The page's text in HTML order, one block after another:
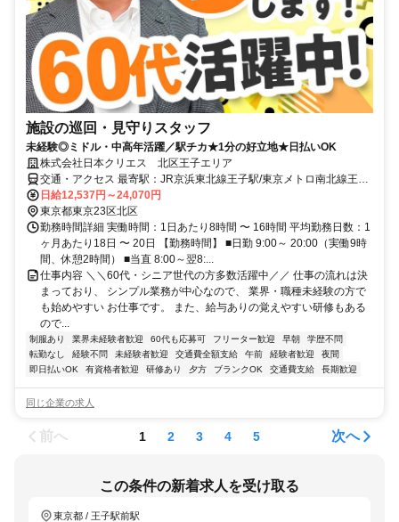
施設の巡回・見守りスタッフ
未経験◎ミドル・中高年活躍／駅チカ★1分の好立地★日払いOK
株式会社日本クリエス 北区王子エリア
交通・アクセス 最寄駅：JR京浜東北線王子駅/東京メトロ南北線王子
駅 徒歩３分
日給12,537円～24,070円
東京都東京23区北区
勤務時間詳細 実働時間：1日あたり8時間 〜 16時間 平均勤務日数：1
ヶ月あたり18日 〜 20日 【勤務時間】 ■日勤 9:00～ 20:00（実働9時
間、休憩2時間） ■当直 8:00～翌8:...
仕事内容 ＼＼60代・シニア世代の方多数活躍中／／ 仕事の流れは決
まっており、 シンプル業務が中心なので、 業界・職種未経験の方で
も始めやすい お仕事です。 また、給与ありの覚えやすい研修もある
ので...
制服あり 業界未経験者歓迎 60代も応募可 フリーター歓迎 早朝
学歴不問
転勤なし
経験不問 未経験者歓迎 交通費全額支給 午前 経験者歓迎
夜間
即日払いOK
有資格者歓迎 研修あり 夕方 ブランクOK 交通費支給 長期歓迎
同じ企業の求人
前へ 1 2 3 4 5 次へ
この条件の新着求人を受け取る
東京都 / 王子駅前駅